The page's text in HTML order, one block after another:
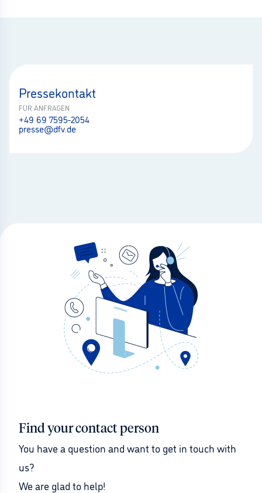
Pressekontakt
FÜR ANFRAGEN
+49 69 7595-2054
presse@dfv.de
Find your contact person
You have a question and want to get in touch with
us?
We are glad to help!